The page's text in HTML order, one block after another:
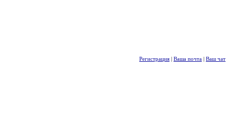
Регистрация | Ваша почта | Ваш чат